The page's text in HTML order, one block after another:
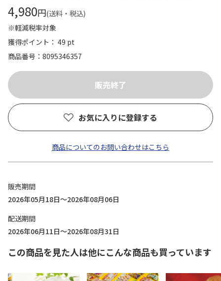
4,980円(送料・税込)
※軽減税率対象
獲得ポイント： 49 pt
商品番号
8095346357
お気に入りに登録する
商品についてのお問い合わせはこちら
販売期間
2026年05月18日～2026年08月06日
配送期間
2026年06月11日～2026年08月31日
この商品を見た人は他にこんな商品も買っています